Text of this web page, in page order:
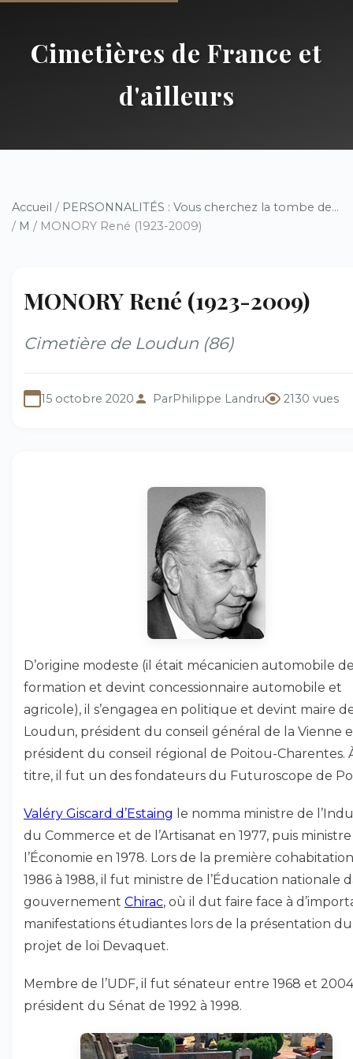
Cimetières de France et
d'ailleurs
Accueil / PERSONNALITÉS : Vous cherchez la tombe de...
/ M / MONORY René (1923-2009)
MONORY René (1923-2009)
Cimetière de Loudun (86)
15 octobre 2020 ParPhilippe Landru 2130 vues
D’origine modeste (il était mécanicien automobile
formation et devint concessionnaire automobile et
agricole), il s’engagea en politique et devint maire
Loudun, président du conseil général de la Vienne
président du conseil régional de Poitou-Charentes.
titre, il fut un des fondateurs du Futuroscope de
Valéry Giscard d’Estaing le nomma ministre de
du Commerce et de l’Artisanat en 1977, puis
l’Économie en 1978. Lors de la première
1986 à 1988, il fut ministre de l’Éducation nationale
gouvernement Chirac, où il dut faire face à
manifestations étudiantes lors de la présentation du
projet de loi Devaquet.
Membre de l’UDF, il fut sénateur entre 1968 et
président du Sénat de 1992 à 1998.